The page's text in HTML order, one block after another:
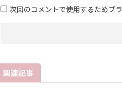
次回のコメントで使用するためブ
関連記事